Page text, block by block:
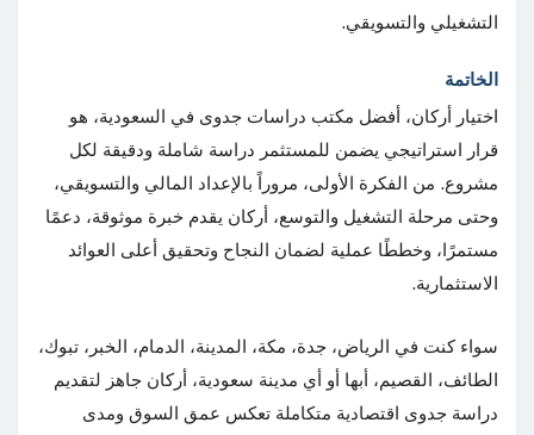
التشغيلي والتسويقي.
الخاتمة
اختيار أركان، أفضل مكتب دراسات جدوى في السعودية، هو
قرار استراتيجي يضمن للمستثمر دراسة شاملة ودقيقة لكل
مشروع. من الفكرة الأولى، مروراً بالإعداد المالي والتسويقي،
وحتى مرحلة التشغيل والتوسع، أركان يقدم خبرة موثوقة، دعمًا
مستمرًا، وخططًا عملية لضمان النجاح وتحقيق أعلى العوائد
الاستثمارية.
سواء كنت في الرياض، جدة، مكة، المدينة، الدمام، الخبر، تبوك،
الطائف، القصيم، أبها أو أي مدينة سعودية، أركان جاهز لتقديم
دراسة جدوى اقتصادية متكاملة تعكس عمق السوق ومدى